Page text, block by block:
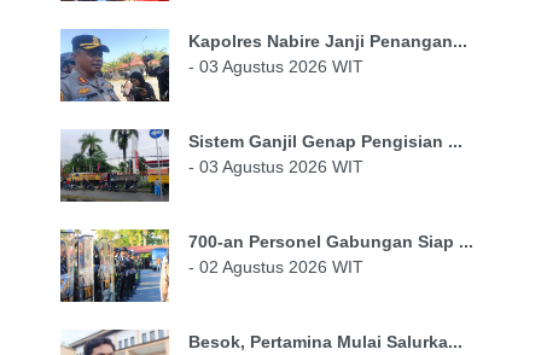
Kapolres Nabire Janji Penangan...
- 03 Agustus 2026 WIT
Sistem Ganjil Genap Pengisian ...
- 03 Agustus 2026 WIT
700-an Personel Gabungan Siap ...
- 02 Agustus 2026 WIT
Besok, Pertamina Mulai Salurka...